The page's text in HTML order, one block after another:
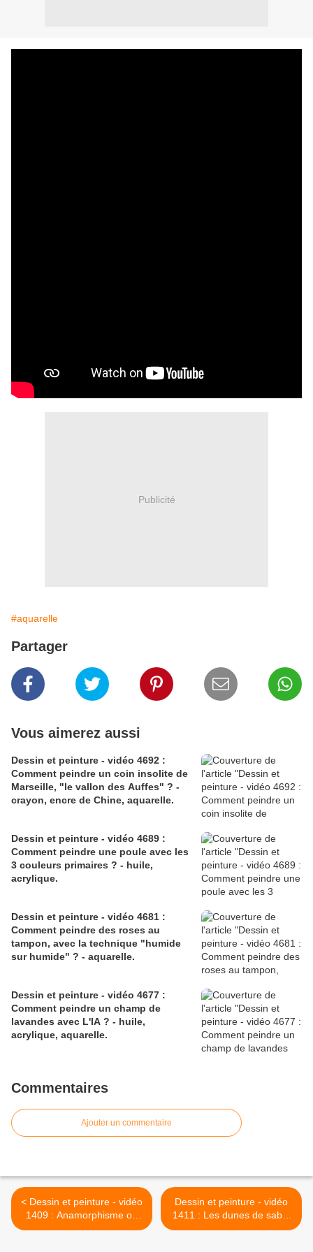
Publicité
#aquarelle
Partager
Vous aimerez aussi
Dessin et peinture - vidéo 4692 :
Comment peindre un coin insolite de
Marseille, "le vallon des Auffes" ? -
crayon, encre de Chine, aquarelle.
Dessin et peinture - vidéo 4689 :
Comment peindre une poule avec les
3 couleurs primaires ? - huile,
acrylique.
Dessin et peinture - vidéo 4681 :
Comment peindre des roses au
tampon, avec la technique "humide
sur humide" ? - aquarelle.
Dessin et peinture - vidéo 4677 :
Comment peindre un champ de
lavandes avec L'IA ? - huile,
acrylique, aquarelle.
Commentaires
Ajouter un commentaire
< Dessin et peinture - vidéo
1409 : Anamorphisme ou
"trompe l'oeil", réalisation
Dessin et peinture - vidéo
1411 : Les dunes de sable
au bord de l'océan -